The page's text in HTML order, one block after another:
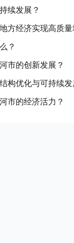
续发展？
方经济实现高质
？
市的创新发展？
构优化与可持续
市的经济活力？